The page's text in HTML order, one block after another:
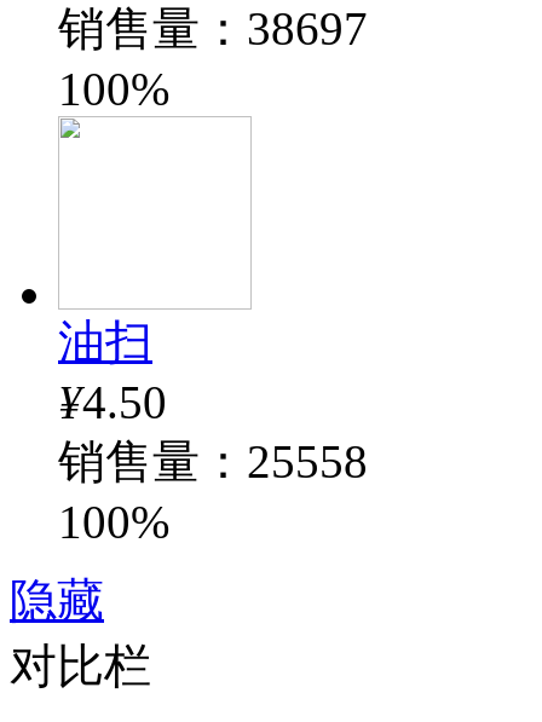
销售量：38697
100%
油扫
¥4.50
销售量：25558
100%
隐藏
对比栏